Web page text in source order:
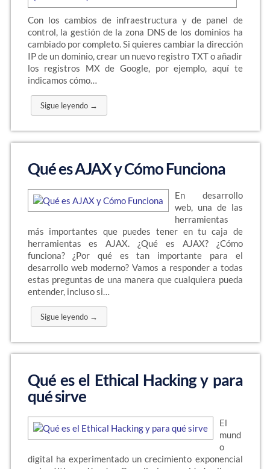
Con los cambios de infraestructura y de panel de
control, la gestión de la zona DNS de los dominios ha
cambiado por completo. Si quieres cambiar la dirección
IP de un dominio, crear un nuevo registro TXT o añadir
los registros MX de Google, por ejemplo, aquí te
indicamos cómo…
Sigue leyendo →
Qué es AJAX y Cómo Funciona
En desarrollo
web, una de las
herramientas
más importantes que puedes tener en tu caja de
herramientas es AJAX. ¿Qué es AJAX? ¿Cómo
funciona? ¿Por qué es tan importante para el
desarrollo web moderno? Vamos a responder a todas
estas preguntas de una manera que cualquiera pueda
entender, incluso si…
Sigue leyendo →
Qué es el Ethical Hacking y para
qué sirve
El
mund
o
digital ha experimentado un crecimiento exponencial